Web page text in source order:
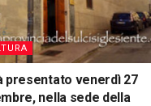
presentato venerdì 27
nella sede della